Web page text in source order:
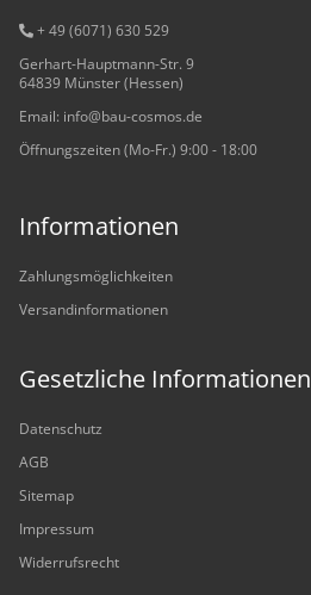
+ 49 (6071) 630 529
Gerhart-Hauptmann-Str. 9
64839 Münster (Hessen)
Email: info@bau-cosmos.de
Öffnungszeiten (Mo-Fr.) 9:00 - 18:00
Informationen
Zahlungsmöglichkeiten
Versandinformationen
Gesetzliche Informationen
Datenschutz
AGB
Sitemap
Impressum
Widerrufsrecht